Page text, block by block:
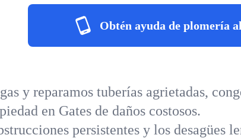
Obtén ayuda de plomería
y reparamos tuberías agrietadas,
en Gates de daños costosos.
persistentes y los desagües